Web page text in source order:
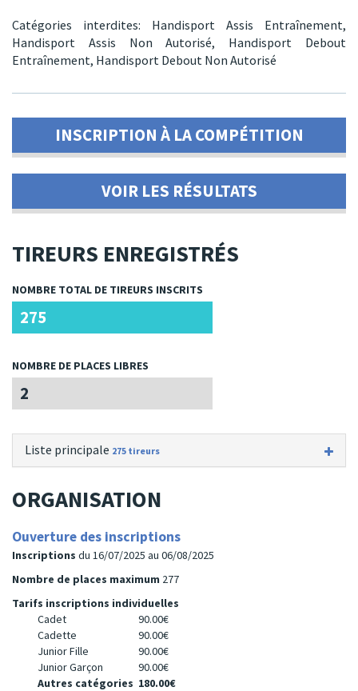
Catégories interdites: Handisport Assis Entraînement,
Handisport Assis Non Autorisé,
Handisport Debout
Entraînement, Handisport Debout Non Autorisé
INSCRIPTION À LA COMPÉTITION
VOIR LES RÉSULTATS
TIREURS ENREGISTRÉS
NOMBRE TOTAL DE TIREURS INSCRITS
275
NOMBRE DE PLACES LIBRES
2
Liste principale 275 tireurs
ORGANISATION
Ouverture des inscriptions
Inscriptions du 16/07/2025 au 06/08/2025
Nombre de places maximum 277
Tarifs inscriptions individuelles
Cadet
90.00€
Cadette
90.00€
Junior Fille
90.00€
Junior Garçon
90.00€
Autres catégories 180.00€